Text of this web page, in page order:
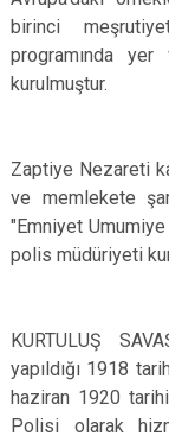
birinci
programında
kurulmuştur.
Zaptiye Nezareti
ve memlekete
"Emniyet
polis müdüriyeti
KURTULUŞ
yapıldığı 1918
haziran 1920
Polisi olarak